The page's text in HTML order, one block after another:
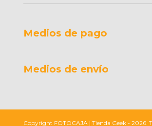
Medios de pago
Medios de envío
Copyright FOTOCAJA | Tienda Geek - 2026.